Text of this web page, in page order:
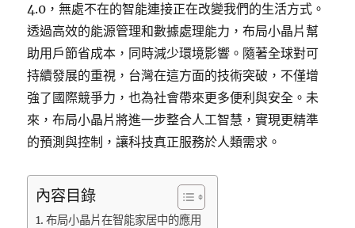
4.0，無處不在的智能連接正在改變我們的生活方式。
透過高效的能源管理和數據處理能力，布局小晶片幫
助用戶節省成本，同時減少環境影響。隨著全球對可
持續發展的重視，台灣在這方面的技術突破，不僅增
強了國際競爭力，也為社會帶來更多便利與安全。未
來，布局小晶片將進一步整合人工智慧，實現更精準
的預測與控制，讓科技真正服務於人類需求。
內容目錄
布局小晶片在智能家居中的應用